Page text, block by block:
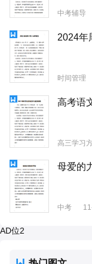
中考辅导
2024年
时间管理
高考语
高三学习
母爱的
中考
AD位2